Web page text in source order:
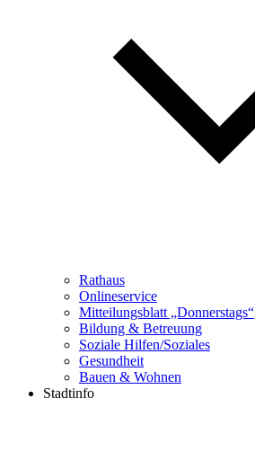
Rathaus
Onlineservice
Mitteilungsblatt „Donnerstags“
Bildung & Betreuung
Soziale Hilfen/Soziales
Gesundheit
Bauen & Wohnen
Stadtinfo